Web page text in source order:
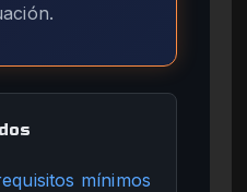
mínimos